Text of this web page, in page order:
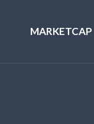
MARKETCAP